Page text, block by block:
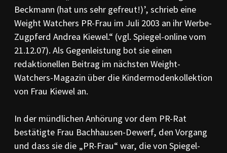
Beckmann (hat uns sehr gefreut!)’, schrieb eine
Weight Watchers PR-Frau im Juli 2003 an ihr Werbe-
Zugpferd Andrea Kiewel.“ (vgl. Spiegel-online vom
21.12.07). Als Gegenleistung bot sie einen
redaktionellen Beitrag im nächsten Weight-
Watchers-Magazin über die Kindermodenkollektion
von Frau Kiewel an.
In der mündlichen Anhörung vor dem PR-Rat
bestätigte Frau Bachhausen-Dewerf, den Vorgang
und dass sie die „PR-Frau“ war, die von Spiegel-